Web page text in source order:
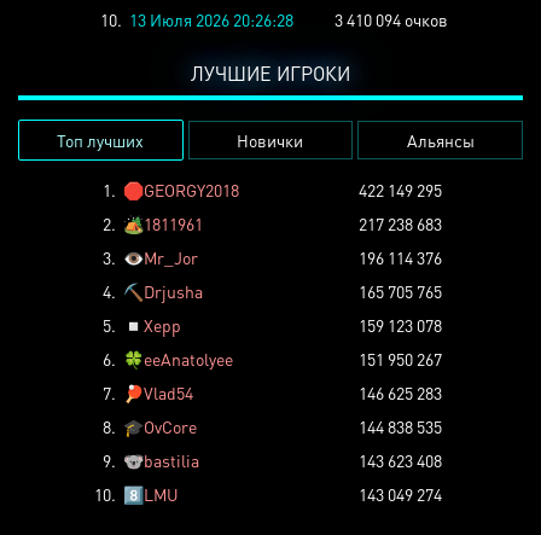
10. 13 Июля 2026 20:26:28 3 410 094 очков
ЛУЧШИЕ ИГРОКИ
Топ лучших Новички Альянсы
1. 🛑GEORGY2018
422 149 295
2. 🏕️1811961
217 238 683
3. 👁️Mr_Jor
196 114 376
4. ⛏️ Drjusha
165 705 765
5.
◽ Xepp
159 123 078
6. 🍀eeAnatolyee
151 950 267
7.
🏓Vlad54
146 625 283
8. 🎓OvCore
144 838 535
9. 🐨bastilia
143 623 408
10. 8️⃣LMU 143 049 274